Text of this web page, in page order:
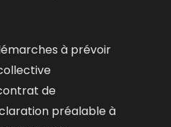
à prévoir
de
préalable à